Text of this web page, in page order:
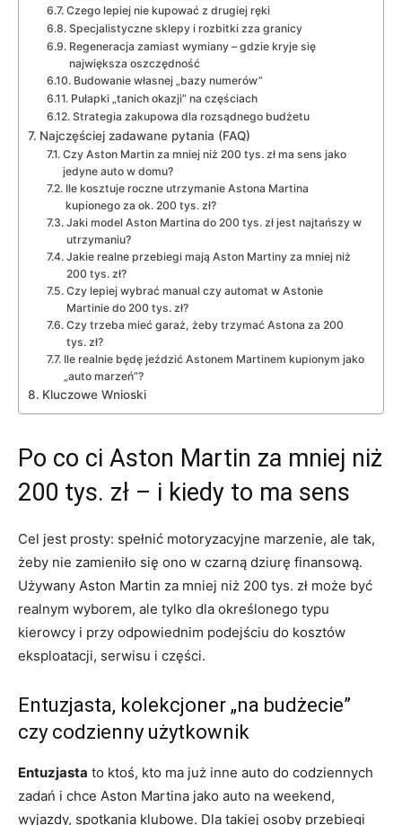
Czego lepiej nie kupować z drugiej ręki
Specjalistyczne sklepy i rozbitki zza granicy
Regeneracja zamiast wymiany – gdzie kryje się
największa oszczędność
Budowanie własnej „bazy numerów”
Pułapki „tanich okazji” na częściach
Strategia zakupowa dla rozsądnego budżetu
Najczęściej zadawane pytania (FAQ)
Czy Aston Martin za mniej niż 200 tys. zł ma sens jako
jedyne auto w domu?
Ile kosztuje roczne utrzymanie Astona Martina
kupionego za ok. 200 tys. zł?
Jaki model Aston Martina do 200 tys. zł jest najtańszy w
utrzymaniu?
Jakie realne przebiegi mają Aston Martiny za mniej niż
200 tys. zł?
Czy lepiej wybrać manual czy automat w Astonie
Martinie do 200 tys. zł?
Czy trzeba mieć garaż, żeby trzymać Astona za 200
tys. zł?
Ile realnie będę jeździć Astonem Martinem kupionym jako
„auto marzeń”?
Kluczowe Wnioski
Po co ci Aston Martin za mniej niż
200 tys. zł – i kiedy to ma sens
Cel jest prosty: spełnić motoryzacyjne marzenie, ale tak,
żeby nie zamieniło się ono w czarną dziurę finansową.
Używany Aston Martin za mniej niż 200 tys. zł może być
realnym wyborem, ale tylko dla określonego typu
kierowcy i przy odpowiednim podejściu do kosztów
eksploatacji, serwisu i części.
Entuzjasta, kolekcjoner „na budżecie”
czy codzienny użytkownik
Entuzjasta to ktoś, kto ma już inne auto do codziennych
zadań i chce Aston Martina jako auto na weekend,
wyjazdy, spotkania klubowe. Dla takiej osoby przebiegi